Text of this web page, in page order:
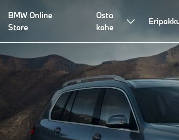
BMW Online
Store
Osta
kohe
finantseerimine Nõustamine ja teenused